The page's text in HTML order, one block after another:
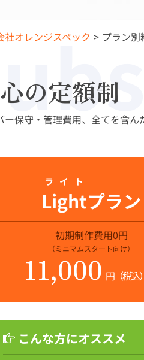
社オレンジスペック プラン別
の定額制
ー保守・管理費用、全てを含ん
Light
ライト
プラン
初期制作費用0円
（ミニマムスタート向け）
11,000 円（税込
こんな方にオススメ